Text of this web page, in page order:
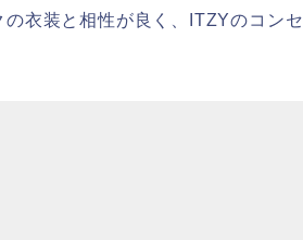
衣装と相性が良く、ITZYのコンセ